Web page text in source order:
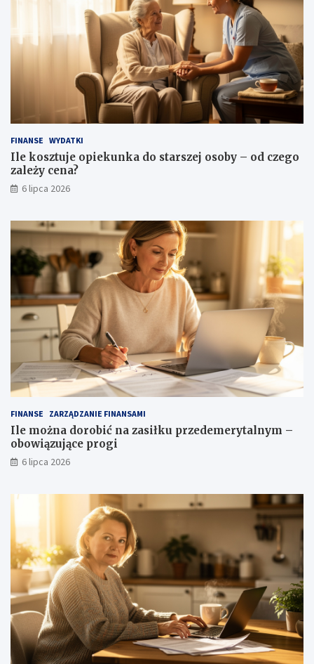
FINANSE WYDATKI
Ile kosztuje opiekunka do starszej osoby – od czego
zależy cena?
6 lipca 2026
FINANSE ZARZĄDZANIE FINANSAMI
Ile można dorobić na zasiłku przedemerytalnym –
obowiązujące progi
6 lipca 2026